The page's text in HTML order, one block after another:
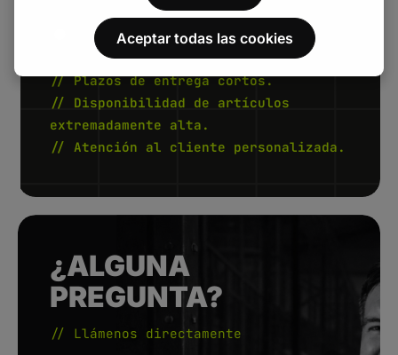
// Plazos de entrega cortos.
// Disponibilidad de artículos
extremadamente alta.
// Atención al cliente personalizada.
¿ALGUNA
PREGUNTA?
// Llámenos directamente
Aceptar todas las cookies